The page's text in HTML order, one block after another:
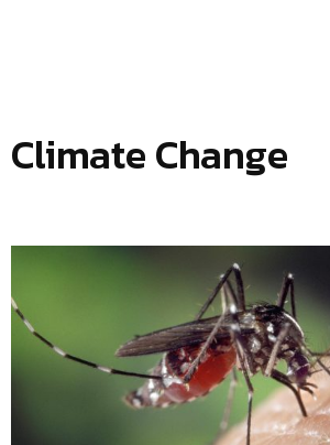
Climate Change